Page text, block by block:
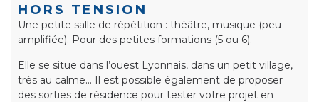
HORS TENSION
Une petite salle de répétition : théâtre, musique (peu
amplifiée). Pour des petites formations (5 ou 6).
Elle se situe dans l’ouest Lyonnais, dans un petit village,
très au calme… Il est possible également de proposer
des sorties de résidence pour tester votre projet en